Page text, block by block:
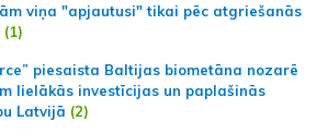
viņa "apjautusi" tikai pēc atgriešanās
(1)
piesaista Baltijas biometāna nozarē
lielākās investīcijas un paplašinās
Latvijā (2)